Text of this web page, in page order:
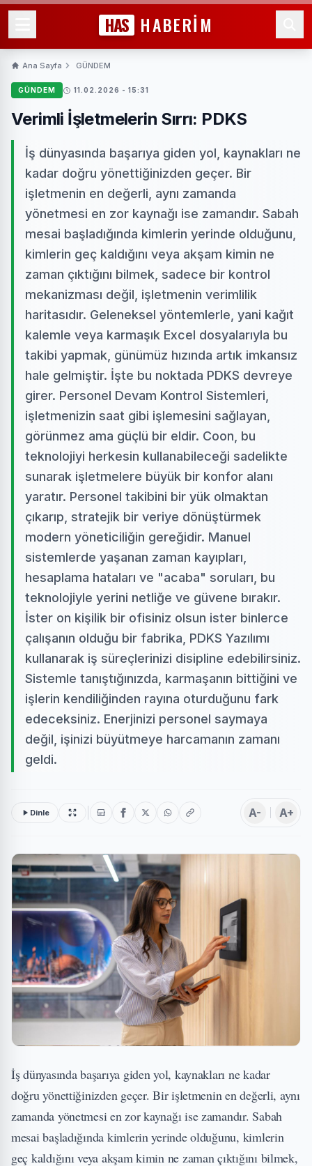
HAS HABERİM
Ana Sayfa GÜNDEM
GÜNDEM 11.02.2026 - 15:31
Verimli İşletmelerin Sırrı: PDKS
İş dünyasında başarıya giden yol, kaynakları ne
kadar doğru yönettiğinizden geçer. Bir
işletmenin en değerli, aynı zamanda
yönetmesi en zor kaynağı ise zamandır. Sabah
mesai başladığında kimlerin yerinde olduğunu,
kimlerin geç kaldığını veya akşam kimin ne
zaman çıktığını bilmek, sadece bir kontrol
mekanizması değil, işletmenin verimlilik
haritasıdır. Geleneksel yöntemlerle, yani kağıt
kalemle veya karmaşık Excel dosyalarıyla bu
takibi yapmak, günümüz hızında artık imkansız
hale gelmiştir. İşte bu noktada PDKS devreye
girer. Personel Devam Kontrol Sistemleri,
işletmenizin saat gibi işlemesini sağlayan,
görünmez ama güçlü bir eldir. Coon, bu
teknolojiyi herkesin kullanabileceği sadelikte
sunarak işletmelere büyük bir konfor alanı
yaratır. Personel takibini bir yük olmaktan
çıkarıp, stratejik bir veriye dönüştürmek
modern yöneticiliğin gereğidir. Manuel
sistemlerde yaşanan zaman kayıpları,
hesaplama hataları ve "acaba" soruları, bu
teknolojiyle yerini netliğe ve güvene bırakır.
İster on kişilik bir ofisiniz olsun ister binlerce
çalışanın olduğu bir fabrika, PDKS Yazılımı
kullanarak iş süreçlerinizi disipline edebilirsiniz.
Sistemle tanıştığınızda, karmaşanın bittiğini ve
işlerin kendiliğinden rayına oturduğunu fark
edeceksiniz. Enerjinizi personel saymaya
değil, işinizi büyütmeye harcamanın zamanı
geldi.
Dinle A- A+
İş dünyasında başarıya giden yol, kaynakları ne kadar
doğru yönettiğinizden geçer. Bir işletmenin en değerli, aynı
zamanda yönetmesi en zor kaynağı ise zamandır. Sabah
mesai başladığında kimlerin yerinde olduğunu, kimlerin
geç kaldığını veya akşam kimin ne zaman çıktığını bilmek,